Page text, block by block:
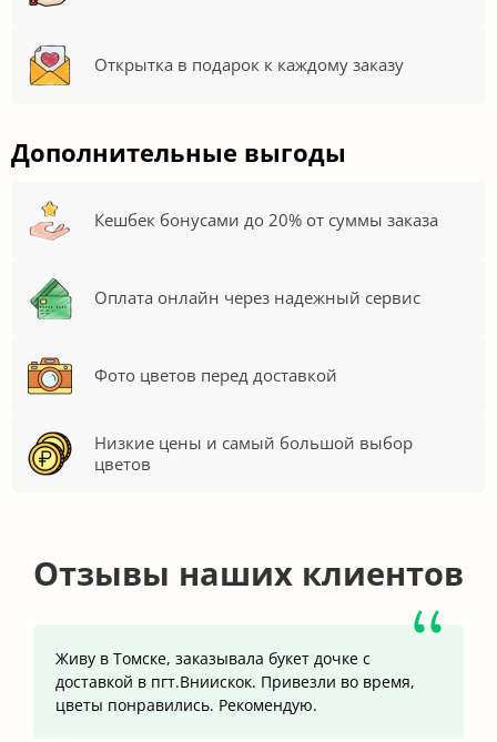
Открытка в подарок к каждому заказу
Дополнительные выгоды
Кешбек бонусами до 20% от суммы заказа
Оплата онлайн через надежный сервис
Фото цветов перед доставкой
Низкие цены и самый большой выбор
цветов
Отзывы наших клиентов
Живу в Томске, заказывала букет дочке с
доставкой в пгт.Вниискок. Привезли во время,
цветы понравились. Рекомендую.